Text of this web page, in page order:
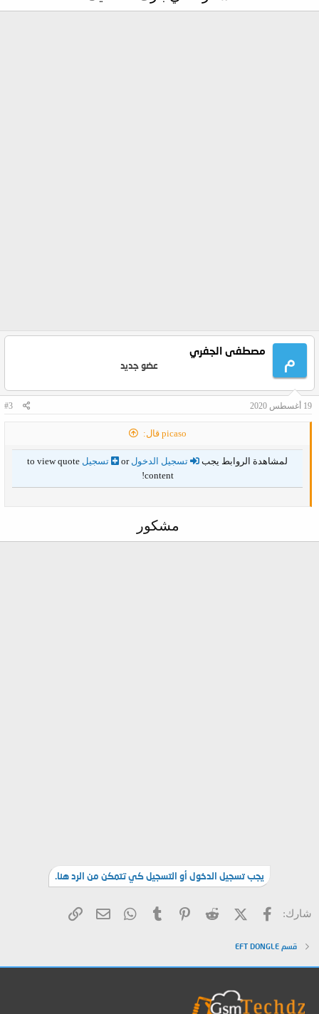
م مصطفى الجفري
عضو جديد
19 أغسطس 2020 #3
picaso قال:
لمشاهدة الروابط يجب تسجيل الدخول or تسجيل to view quote
content!
مشكور
يجب تسجيل الدخول أو التسجيل كي تتمكن من الرد هنا.
شارك: فيسبوكX (Twitter)
Reddit
Pinterest
Tumblr
WhatsAppالبريد الإلكتروني
الرابط
قسم EFT DONGLE